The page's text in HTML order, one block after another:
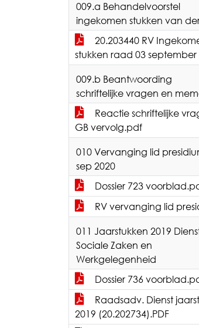
009.a Behandelvoorstel
ingekomen stukken van
20.203440 RV
stukken raad 03 september
009.b Beantwoording
schriftelijke vragen en
Reactie schriftelijke
GB vervolg.pdf
010 Vervanging lid
sep 2020
Dossier 723
RV vervanging lid
011 Jaarstukken 2019
Sociale Zaken en
Werkgelegenheid
Dossier 736
Raadsadv. Dienst jaarst
2019 (20.202734).PDF